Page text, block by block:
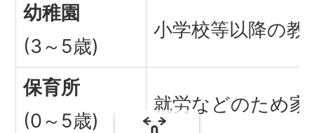
幼稚園
(3～5歳)
小学校等以降の
保育所
(0～5歳)
就労などのため